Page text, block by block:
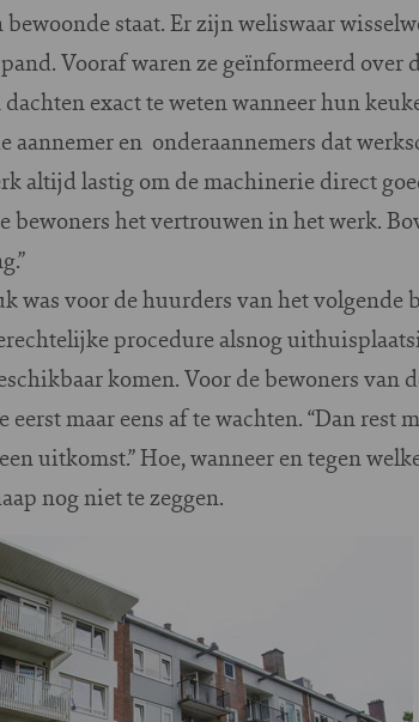
staat. Er zijn weliswaar
Vooraf waren ze geïnformeerd over
exact te weten wanneer hun
en onderaannemers dat
altijd lastig om de machinerie direct
bewoners het vertrouwen in het werk.
was voor de huurders van het
procedure alsnog
komen. Voor de bewoners van
maar eens af te wachten. “Dan rest
uitkomst.” Hoe, wanneer en tegen
nog niet te zeggen.